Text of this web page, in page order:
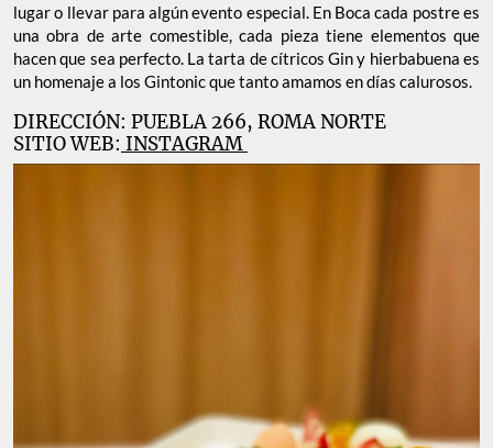
lugar o llevar para algún evento especial. En Boca cada postre es
una obra de arte comestible, cada pieza tiene elementos que
hacen que sea perfecto. La tarta de cítricos Gin y hierbabuena es
un homenaje a los Gintonic que tanto amamos en días calurosos.
DIRECCIÓN: PUEBLA 266, ROMA NORTE
SITIO WEB: INSTAGRAM